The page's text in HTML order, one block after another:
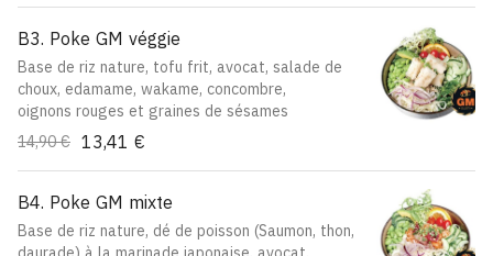
B3. Poke GM véggie
Base de riz nature, tofu frit, avocat, salade de
choux, edamame, wakame, concombre,
oignons rouges et graines de sésames
14,90 € 13,41 €
B4. Poke GM mixte
Base de riz nature, dé de poisson (Saumon, thon,